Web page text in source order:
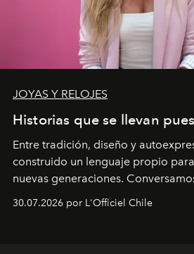
JOYAS Y RELOJES
Historias que se llevan
Entre tradición, diseño y
construido un lenguaje propio
nuevas generaciones.
Latinoamérica, sobre identidad,
30.07.2026 por L'Officiel Chile